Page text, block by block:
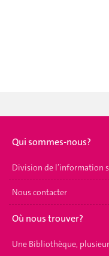
Qui sommes-nous?
Division de l’information
Nous contacter
Où nous trouver?
Une Bibliothèque,